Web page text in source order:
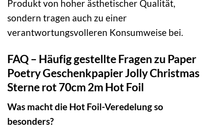
Produkt von hoher ästhetischer Qualität,
sondern tragen auch zu einer
verantwortungsvolleren Konsumweise bei.
FAQ – Häufig gestellte Fragen zu Paper
Poetry Geschenkpapier Jolly Christmas
Sterne rot 70cm 2m Hot Foil
Was macht die Hot Foil-Veredelung so
besonders?